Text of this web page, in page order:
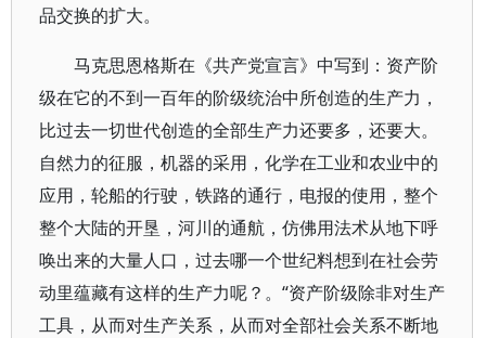
品交换的扩大。
马克思恩格斯在《共产党宣言》中写到：资产阶
级在它的不到一百年的阶级统治中所创造的生产力，
比过去一切世代创造的全部生产力还要多，还要大。
自然力的征服，机器的采用，化学在工业和农业中的
应用，轮船的行驶，铁路的通行，电报的使用，整个
整个大陆的开垦，河川的通航，仿佛用法术从地下呼
唤出来的大量人口，过去哪一个世纪料想到在社会劳
动里蕴藏有这样的生产力呢？。“资产阶级除非对生产
工具，从而对生产关系，从而对全部社会关系不断地